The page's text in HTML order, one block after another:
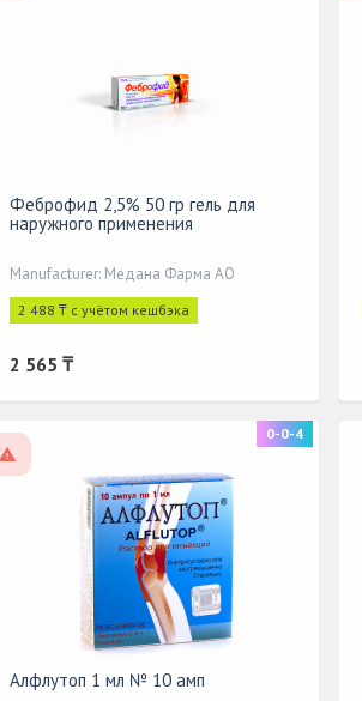
Феброфид 2,5% 50 гр гель для
наружного применения
Manufacturer: Медана Фарма АО
2 488 ₸ с учётом кешбэка
2 565 ₸
0-0-4
Алфлутоп 1 мл № 10 амп